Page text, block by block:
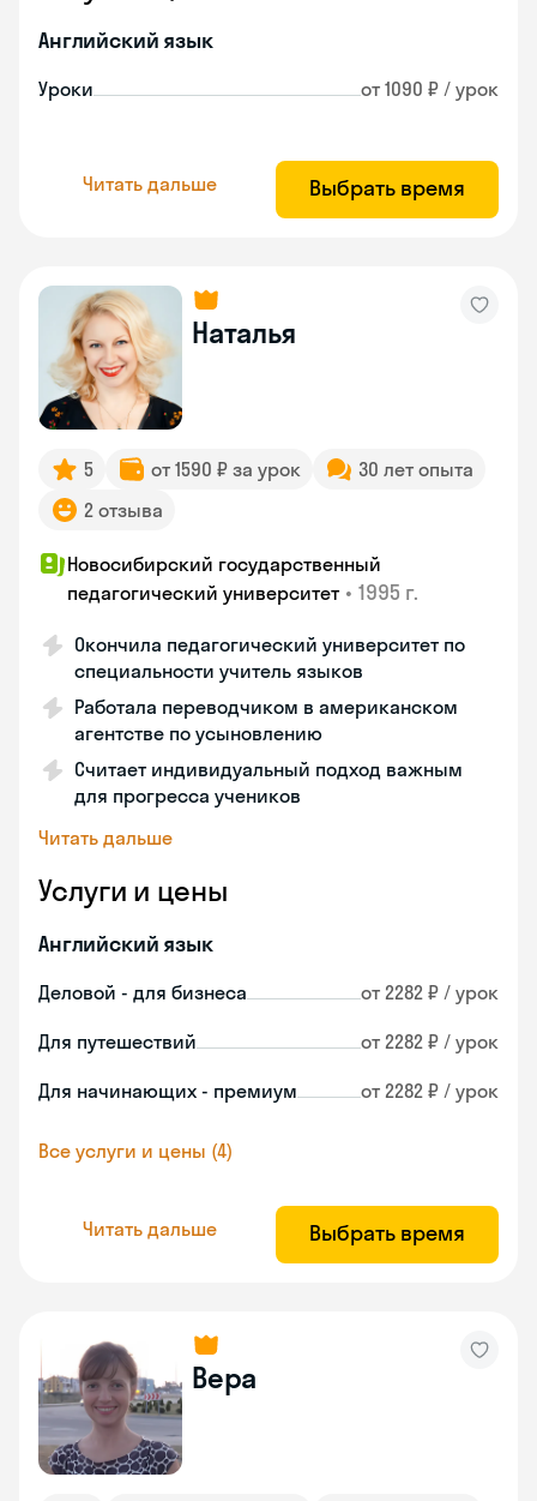
Английский язык
Уроки от 1090 ₽ / урок
Читать дальше Выбрать время
Наталья
5 от 1590 ₽ за урок
30 лет опыта
2 отзыва
Новосибирский государственный
педагогический университет • 1995 г.
Окончила педагогический университет по
специальности учитель языков
Работала переводчиком в американском
агентстве по усыновлению
Считает индивидуальный подход важным
для прогресса учеников
Читать дальше
Услуги и цены
Английский язык
Деловой - для бизнеса от 2282 ₽ / урок
Для путешествий от 2282 ₽ / урок
Для начинающих - премиум от 2282 ₽ / урок
Все услуги и цены (4)
Читать дальше Выбрать время
Вера